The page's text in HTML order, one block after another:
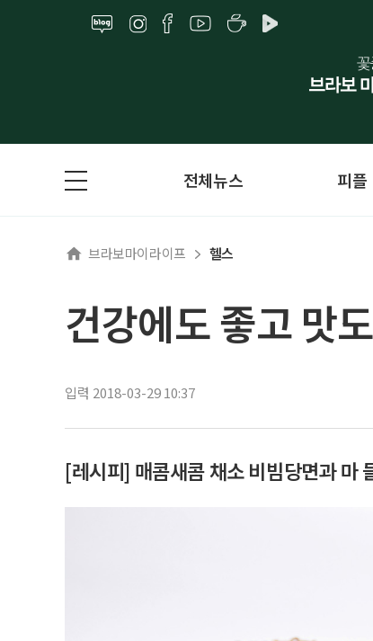
전체뉴스 피플
브라보마이라이프 헬스
건강에도 좋고 맛
입력 2018-03-29 10:37
[레시피] 매콤새콤 채소 비빔당면과 마